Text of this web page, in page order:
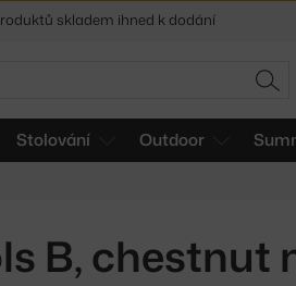
Stolování Outdoor
B, chestnut
% pro odběratelenewsletteru